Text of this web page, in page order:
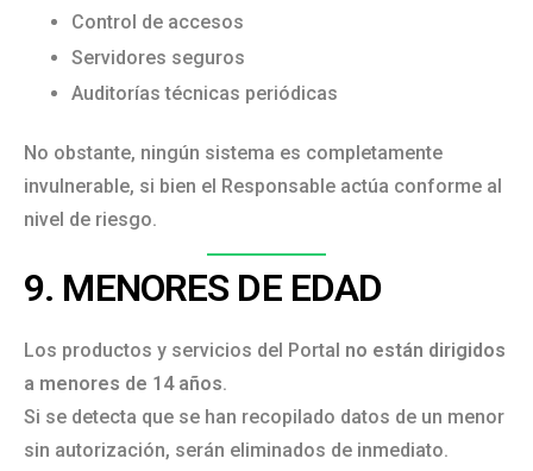
Control de accesos
Servidores seguros
Auditorías técnicas periódicas
No obstante, ningún sistema es completamente
invulnerable, si bien el Responsable actúa conforme al
nivel de riesgo.
9. MENORES DE EDAD
Los productos y servicios del Portal no están dirigidos
a menores de 14 años.
Si se detecta que se han recopilado datos de un menor
sin autorización, serán eliminados de inmediato.